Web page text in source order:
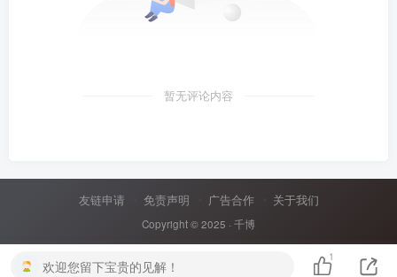
暂无评论内容
友链申请 免责声明 广告合作 关于我们
Copyright © 2025 · 千博
欢迎您留下宝贵的见解！
1